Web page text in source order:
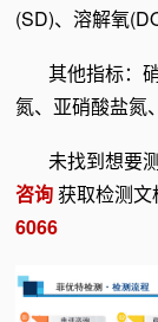
(SD)、溶解氧
其他指标：
氮、亚硝酸盐氮
未找到想要
咨询获取检测
6066